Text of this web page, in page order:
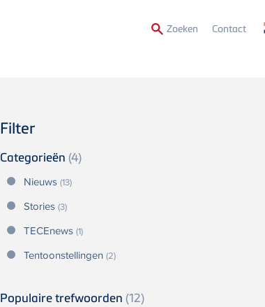
Zoeken Contact
Filter
Categorieën (4)
Nieuws (13)
Stories (3)
TECEnews (1)
Tentoonstellingen (2)
Populaire trefwoorden (12)